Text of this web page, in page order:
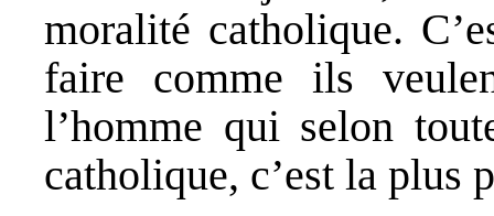
moralité catholique.
faire comme ils
l’homme qui selon
catholique, c’est la plus